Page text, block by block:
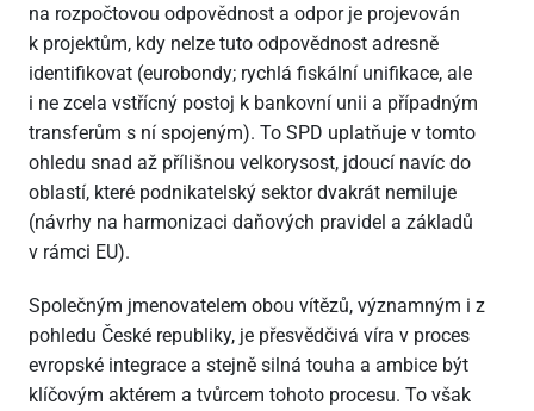
na rozpočtovou odpovědnost a odpor je projevován
k projektům, kdy nelze tuto odpovědnost adresně
identifikovat (eurobondy; rychlá fiskální unifikace, ale
i ne zcela vstřícný postoj k bankovní unii a případným
transferům s ní spojeným). To SPD uplatňuje v tomto
ohledu snad až přílišnou velkorysost, jdoucí navíc do
oblastí, které podnikatelský sektor dvakrát nemiluje
(návrhy na harmonizaci daňových pravidel a základů
v rámci EU).
Společným jmenovatelem obou vítězů, významným i z
pohledu České republiky, je přesvědčivá víra v proces
evropské integrace a stejně silná touha a ambice být
klíčovým aktérem a tvůrcem tohoto procesu. To však